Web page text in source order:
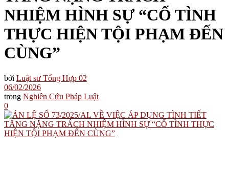
NHIỆM HÌNH SỰ “CỐ TÌNH
THỰC HIỆN TỘI PHẠM ĐẾN
CÙNG”
bởi Luật sư Tổng Hợp 02
06/02/2026
trong Nghiên Cứu Pháp Luật
0